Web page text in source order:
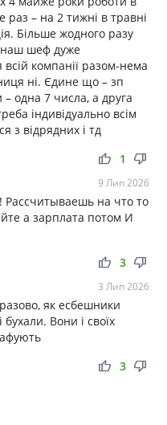
раз – на 2 тижні в травні
Більше жодного разу
наш шеф дуже
компанії разом-нема
ні. Єдине що – зп
одна 7 числа, а друга
індивідуально всім
з відрядних і тд
thumb_up thumb_down
1
9 Лип 2026
Рассчитываешь на что то
а зарплата потом И
thumb_up thumb_down
3
3 Лип 2026
як есбешники
бухали. Вони і своїх
thumb_up thumb_down
3